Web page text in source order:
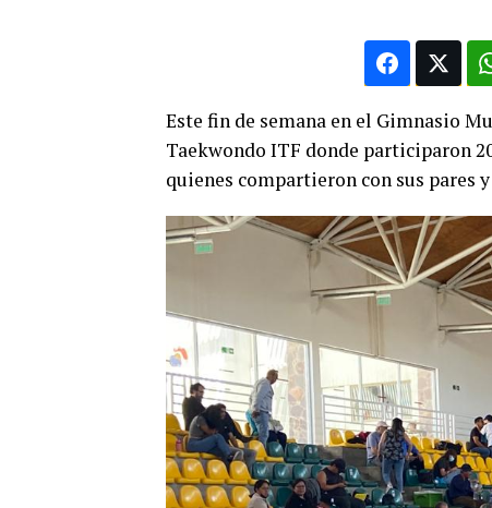
Este fin de semana en el Gimnasio
Taekwondo ITF donde participaron
quienes compartieron con sus pares